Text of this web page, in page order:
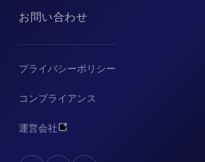
お問い合わせ
プライバシーポリシー
コンプライアンス
運営会社